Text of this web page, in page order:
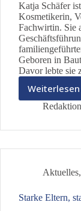
Katja Schäfer
Kosmetikerin,
Fachwirtin. Sie
Geboren in
Davor lebte sie
Weiterlesen
Katja
im
Aktuelles,
Starke Eltern,